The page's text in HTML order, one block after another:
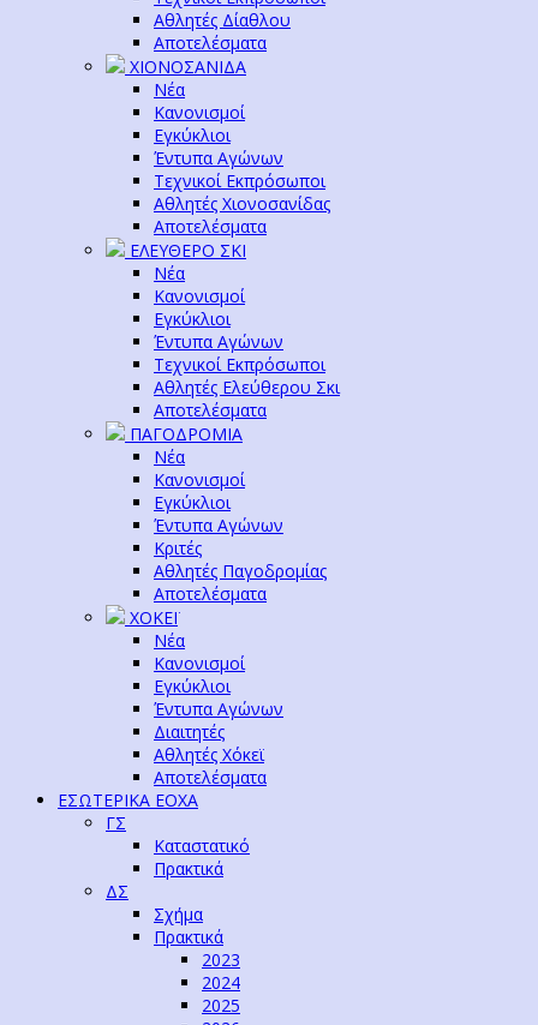
Αθλητές Δίαθλου
Αποτελέσματα
ΧΙΟΝΟΣΑΝΙΔΑ
Νέα
Κανονισμοί
Εγκύκλιοι
Έντυπα Αγώνων
Τεχνικοί Εκπρόσωποι
Αθλητές Χιονοσανίδας
Αποτελέσματα
ΕΛΕΥΘΕΡΟ ΣΚΙ
Νέα
Κανονισμοί
Εγκύκλιοι
Έντυπα Αγώνων
Τεχνικοί Εκπρόσωποι
Αθλητές Ελεύθερου Σκι
Αποτελέσματα
ΠΑΓΟΔΡΟΜΙΑ
Νέα
Κανονισμοί
Εγκύκλιοι
Έντυπα Αγώνων
Κριτές
Αθλητές Παγοδρομίας
Αποτελέσματα
ΧΟΚΕΪ
Νέα
Κανονισμοί
Εγκύκλιοι
Έντυπα Αγώνων
Διαιτητές
Αθλητές Χόκεϊ
Αποτελέσματα
ΕΣΩΤΕΡΙΚΑ ΕΟΧΑ
ΓΣ
Καταστατικό
Πρακτικά
ΔΣ
Σχήμα
Πρακτικά
2023
2024
2025